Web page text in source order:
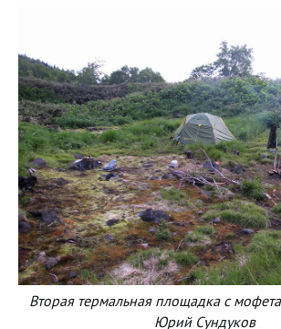
Вторая термальная площадка с
Юрий Сундуков